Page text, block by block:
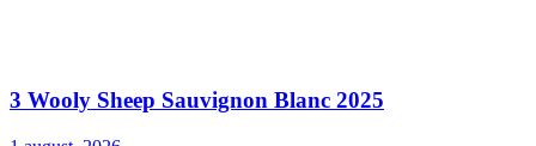
3 Wooly Sheep Sauvignon Blanc 2025